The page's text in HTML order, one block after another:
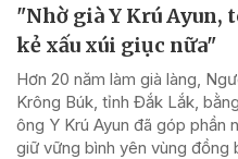
"Nhờ già Y Krú
kẻ xấu xúi giục nữa"
Hơn 20 năm làm già làng,
Krông Búk, tỉnh Đắk Lắk,
ông Y Krú Ayun đã góp phần
giữ vững bình yên vùng đồng